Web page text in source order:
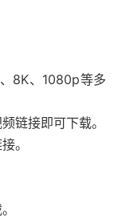
8K、1080p等多
链接即可下载。
。